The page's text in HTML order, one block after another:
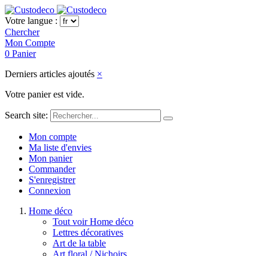
Votre langue :
Chercher
Mon Compte
0 Panier
Derniers articles ajoutés ×
Votre panier est vide.
Search site:
Mon compte
Ma liste d'envies
Mon panier
Commander
S'enregistrer
Connexion
Home déco
Tout voir Home déco
Lettres décoratives
Art de la table
Art floral / Nichoirs